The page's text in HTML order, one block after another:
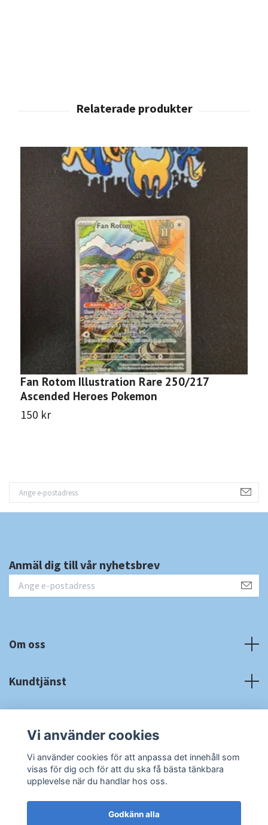
Fan Rotom Illustration Rare 250/217
Ascended Heroes Pokemon
150 kr
Anmäl dig till vår nyhetsbrev
Om oss
Kundtjänst
Sociala medier
Vi använder cookies
Vi använder cookies för att anpassa det innehåll som
visas för dig och för att du ska få bästa tänkbara
upplevelse när du handlar hos oss.
Godkänn alla